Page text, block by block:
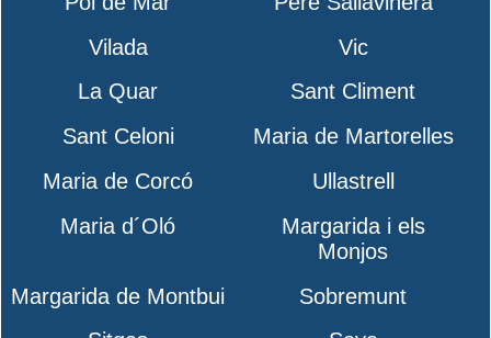
Vilada
Vic
La Quar
Sant Climent
Sant Celoni
Maria de Martorelles
Maria de Corcó
Ullastrell
Maria d´Oló
Margarida i els
Monjos
Margarida de Montbui
Sobremunt